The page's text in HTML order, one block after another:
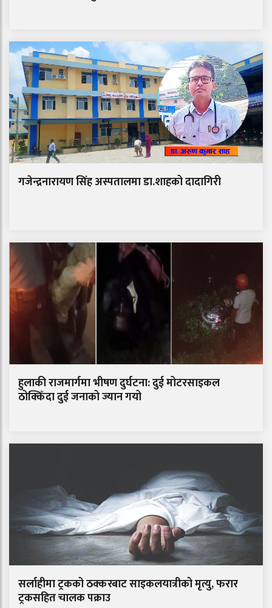
गजेन्द्रनारायण सिंह अस्पतालमा डा.शाहको दादागिरी
हुलाकी राजमार्गमा भीषण दुर्घटना: दुई मोटरसाइकल
ठोक्किँदा दुई जनाको ज्यान गयो
सर्लाहीमा ट्रकको ठक्करबाट साइकलयात्रीको मृत्यु, फरार
ट्रकसहित चालक पक्राउ